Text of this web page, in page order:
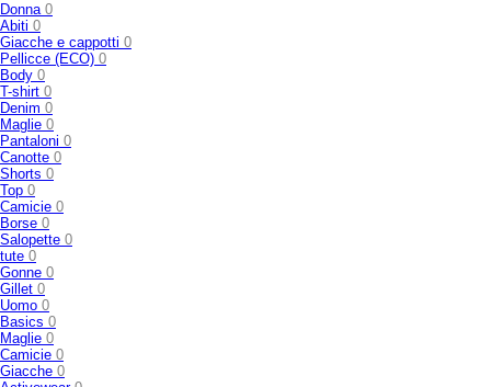
Donna 0
Abiti 0
Giacche e cappotti 0
Pellicce (ECO) 0
Body 0
T-shirt 0
Denim 0
Maglie 0
Pantaloni 0
Canotte 0
Shorts 0
Top 0
Camicie 0
Borse 0
Salopette 0
tute 0
Gonne 0
Gillet 0
Uomo 0
Basics 0
Maglie 0
Camicie 0
Giacche 0